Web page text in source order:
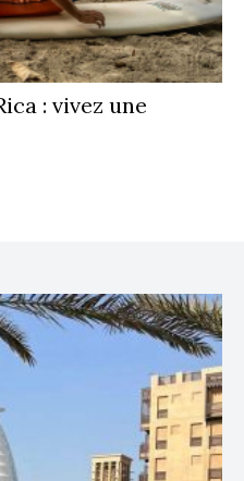
: vivez une